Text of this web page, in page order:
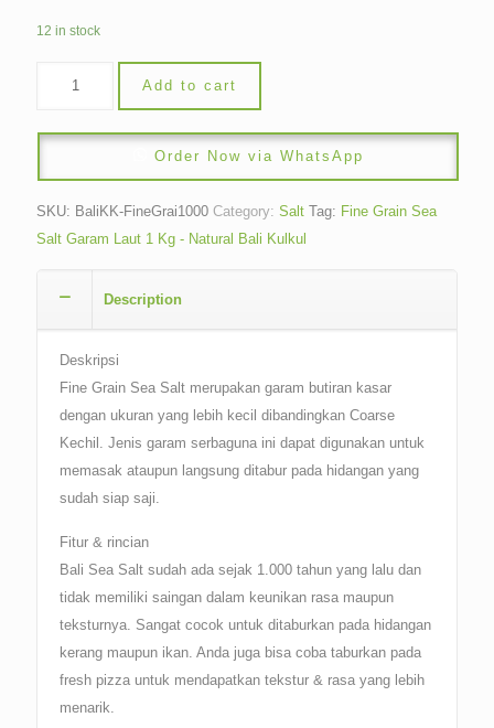
12 in stock
Add to cart
Order Now via WhatsApp
SKU: BaliKK-FineGrai1000 Category: Salt Tag: Fine Grain Sea
Salt Garam Laut 1 Kg - Natural Bali Kulkul
Description
Deskripsi
Fine Grain Sea Salt merupakan garam butiran kasar
dengan ukuran yang lebih kecil dibandingkan Coarse
Kechil. Jenis garam serbaguna ini dapat digunakan untuk
memasak ataupun langsung ditabur pada hidangan yang
sudah siap saji.
Fitur & rincian
Bali Sea Salt sudah ada sejak 1.000 tahun yang lalu dan
tidak memiliki saingan dalam keunikan rasa maupun
teksturnya. Sangat cocok untuk ditaburkan pada hidangan
kerang maupun ikan. Anda juga bisa coba taburkan pada
fresh pizza untuk mendapatkan tekstur & rasa yang lebih
menarik.